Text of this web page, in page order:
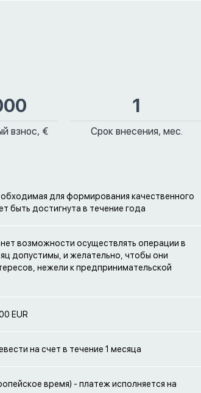
взнос, €
1
Срок внесения, мес.
для формирования качественного
быть достигнута в течение года
возможности осуществлять операции в
допустимы, и желательно, чтобы они
нежели к предпринимательской
EUR
на счет в течение 1 месяца
время) - платеж исполняется на